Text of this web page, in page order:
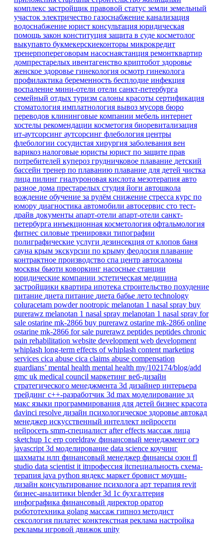
комплекс застройщик правовой статус земли земельный
участок электричество газоснабжение канализация
водоснабжение юрист консультация юридическая
помощь закон конституция защита в суде косметолог
выкупавто букмекерскиеконторы микрокредит
тренерпопереговорам насоснаястанция ремонтквартир
домпрестарелых ивентагенство криптобот здоровье
женское здоровье гинекология осмотр гинеколога
профилактика беременность бесплодие инфекция
воспаление мини-отели отели санкт-петербурга
семейный отдых туризм салоны красоты сертификация
стоматология имплатнология вывоз мусорв бюро
переводов клининговые компании мебель интернет
хостелы рекомендации косметогия биоревитализация
ит-аутсорсинг аутсорсинг флебология центры
флебологии сосудистая хирургия заболевания вен
варикоз налоговые юристы юрист по защите прав
потребителей купероз грудничковое плавание детский
бассейн тренер по плаванию плавание для детей чистка
лица пилинг гиалуроновая кислота мезотерапия авто
разное дома престарелых студия йоги автошкола
вождение обучение за рулём снижение стресса курс по
юмору диагностика автомобили автосервис сто тест-
драйв документы апарт-отели апарт-отели санкт-
петербурга инъекционная косметология офтальмология
фитнес силовые тренировки типографии
полиграфические услуги дезинсекция от клопов баня
сауна крым экскурсии по крыму феодосия плавание
контрактное производство спа центр автосалоны
москвы бьюти коворкинг насосные станции
юридические компании эстетическая медицина
застройщики квартира ипотека строительство похудение
питание диета питание диета бабье лето technology
coluracetam powdernootropic melanotan 1 nasal spray buy
purerawz melanotan 1 nasal spray melanotan 1 nasal spray for
sale ostarine mk-2866 buy purerawz ostarine mk-2866 online
ostarine mk-2866 for sale purerawz peptides peptides chronic
pain rehabilitation website development web development
whiplash long-term effects of whiplash content marketing
services cica abuse cica claims abuse compensation
guardians’ mental health mental health my/102174/blog/add
gmc uk medical council маркетинг веб-дизайн
стратегического менеджмента 3d дизайнер интерьера
трейдинг c++-разработчик 3d max моделирование зд
макс языки программирования для детей бизнес красота
davinci resolve дизайн психологическое здоровье автокад
менеджер искусственный интеллект нейросети
нейросеть smm-специалист after effects массаж лица
sketchup 1с erp coreldraw финансовый менеджмент огэ
javascript 3d моделирование data science коучинг
шахматы нлп финансовый менеджер финансы озон fl
studio data scientist it itпрофессия itспециальность схема-
терапия java python яндекс маркет бровист моушн-
дизайн консультирование психолога арт терапия revit
бизнес-аналитики blender 3d 1с бухгалтерия
инфографика финансовый директор оратор
робототехника golang массаж гипноз методист
сексология пилатес конктекстная реклама настройка
рекламы игровой движок unity